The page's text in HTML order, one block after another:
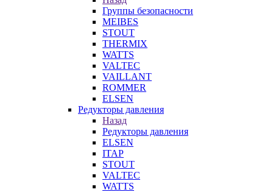
Группы безопасности
MEIBES
STOUT
THERMIX
WATTS
VALTEC
VAILLANT
ROMMER
ELSEN
Редукторы давления
Назад
Редукторы давления
ELSEN
ITAP
STOUT
VALTEC
WATTS